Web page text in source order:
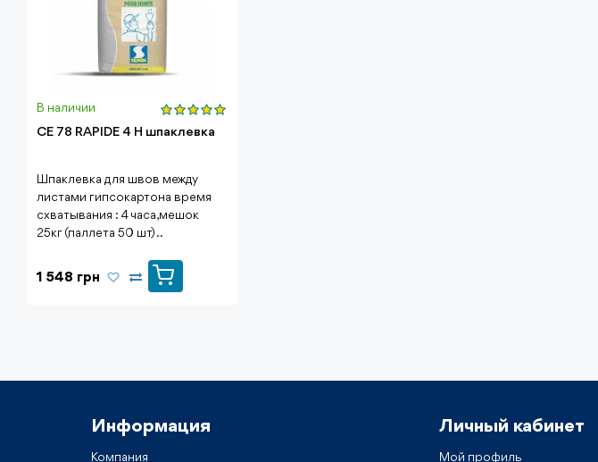
В наличии
CE 78 RAPIDE 4 H шпаклевка
Шпаклевка для швов между
листами гипсокартона время
схватывания : 4 часа,мешок
25кг (паллета 50 шт) ..
1 548 грн
Информация
Компания
Личный кабинет
Мой профиль